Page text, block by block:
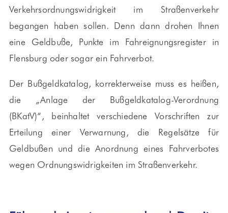
Verkehrsordnungswidrigkeit im Straßenverkehr
begangen haben sollen. Denn dann drohen Ihnen
eine Geldbuße, Punkte im Fahreignungsregister in
Flensburg oder sogar ein Fahrverbot.
Der Bußgeldkatalog, korrekterweise muss es heißen,
die „Anlage der Bußgeldkatalog-Verordnung
(BKatV)“, beinhaltet verschiedene Vorschriften zur
Erteilung einer Verwarnung, die Regelsätze für
Geldbußen und die Anordnung eines Fahrverbotes
wegen Ordnungswidrigkeiten im Straßenverkehr.